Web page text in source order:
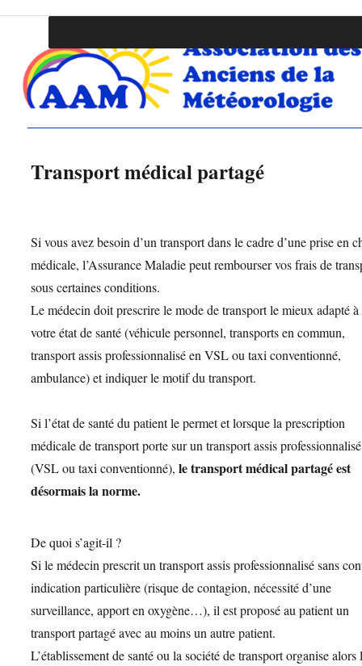
Transport médical partagé
Si vous avez besoin d’un transport dans le cadre d’une prise en
médicale, l’Assurance Maladie peut rembourser vos frais de
sous certaines conditions.
Le médecin doit prescrire le mode de transport le mieux adapté à
votre état de santé (véhicule personnel, transports en commun,
transport assis professionnalisé en VSL ou taxi conventionné,
ambulance) et indiquer le motif du transport.
Si l’état de santé du patient le permet et lorsque la prescription
médicale de transport porte sur un transport assis professionnalisé
(VSL ou taxi conventionné),le transport médical partagé est
désormais la norme.
De quoi s’agit-il ?
Si le médecin prescrit un transport assis professionnalisé sans
indication particulière (risque de contagion, nécessité d’une
surveillance, apport en oxygène…), il est proposé au patient un
transport partagé avec au moins un autre patient.
L’établissement de santé ou la société de transport organise alors